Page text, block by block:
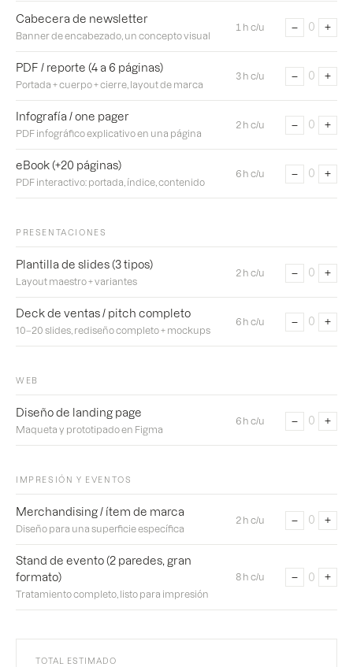
Cabecera de newsletter
Banner de encabezado, un concepto visual
1 h c/u − 0 +
PDF / reporte (4 a 6 páginas)
Portada + cuerpo + cierre, layout de marca
3 h c/u − 0 +
Infografía / one pager
PDF infográfico explicativo en una página
2 h c/u − 0 +
eBook (+20 páginas)
PDF interactivo: portada, índice, contenido
6 h c/u − 0 +
PRESENTACIONES
Plantilla de slides (3 tipos)
Layout maestro + variantes
2 h c/u − 0 +
Deck de ventas / pitch completo
10–20 slides, rediseño completo + mockups
6 h c/u − 0 +
WEB
Diseño de landing page
Maqueta y prototipado en Figma
6 h c/u − 0 +
IMPRESIÓN Y EVENTOS
Merchandising / ítem de marca
Diseño para una superficie específica
2 h c/u − 0 +
Stand de evento (2 paredes, gran
formato)
Tratamiento completo, listo para impresión
8 h c/u − 0 +
TOTAL ESTIMADO